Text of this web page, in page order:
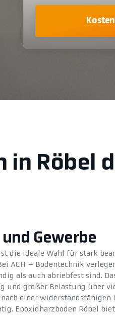
in Röbel
Gewerbe
die ideale Wahl für stark
ACH – Bodentechnik
als auch abriebfest sind.
und großer Belastung über
einer widerstandsfähigen
Epoxidharzboden Röbel